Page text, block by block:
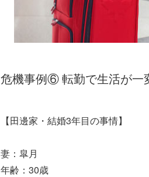
危機事例⑥ 転勤で生活が一
【田邊家・結婚3年目の事情】
妻：皐月
年齢：30歳